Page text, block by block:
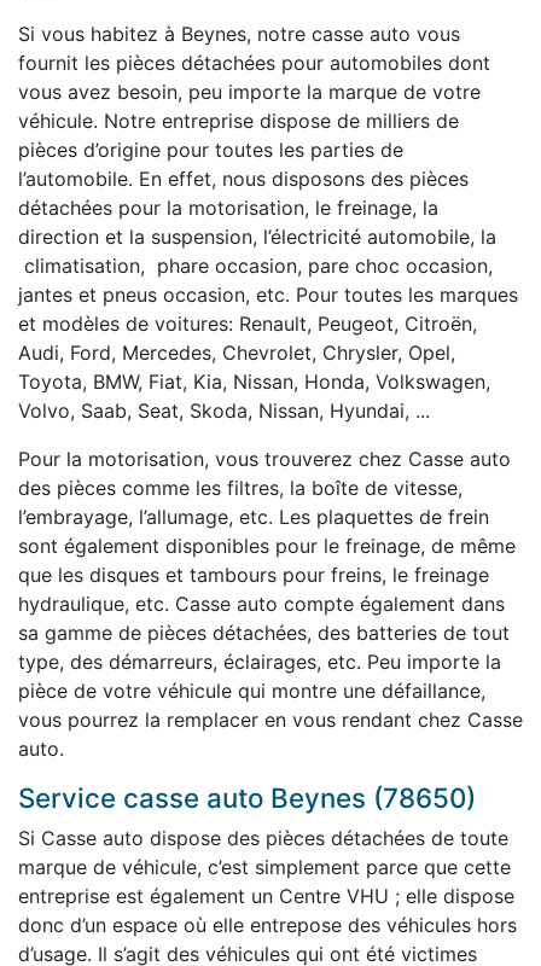
Si vous habitez à Beynes, notre casse auto vous
fournit les pièces détachées pour automobiles dont
vous avez besoin, peu importe la marque de votre
véhicule. Notre entreprise dispose de milliers de
pièces d’origine pour toutes les parties de
l’automobile. En effet, nous disposons des pièces
détachées pour la motorisation, le freinage, la
direction et la suspension, l’électricité automobile, la
climatisation, phare occasion, pare choc occasion,
jantes et pneus occasion, etc. Pour toutes les marques
et modèles de voitures: Renault, Peugeot, Citroën,
Audi, Ford, Mercedes, Chevrolet, Chrysler, Opel,
Toyota, BMW, Fiat, Kia, Nissan, Honda, Volkswagen,
Volvo, Saab, Seat, Skoda, Nissan, Hyundai, ...
Pour la motorisation, vous trouverez chez Casse auto
des pièces comme les filtres, la boîte de vitesse,
l’embrayage, l’allumage, etc. Les plaquettes de frein
sont également disponibles pour le freinage, de même
que les disques et tambours pour freins, le freinage
hydraulique, etc. Casse auto compte également dans
sa gamme de pièces détachées, des batteries de tout
type, des démarreurs, éclairages, etc. Peu importe la
pièce de votre véhicule qui montre une défaillance,
vous pourrez la remplacer en vous rendant chez Casse
auto.
Service casse auto Beynes (78650)
Si Casse auto dispose des pièces détachées de toute
marque de véhicule, c’est simplement parce que cette
entreprise est également un Centre VHU ; elle dispose
donc d’un espace où elle entrepose des véhicules hors
d’usage. Il s’agit des véhicules qui ont été victimes